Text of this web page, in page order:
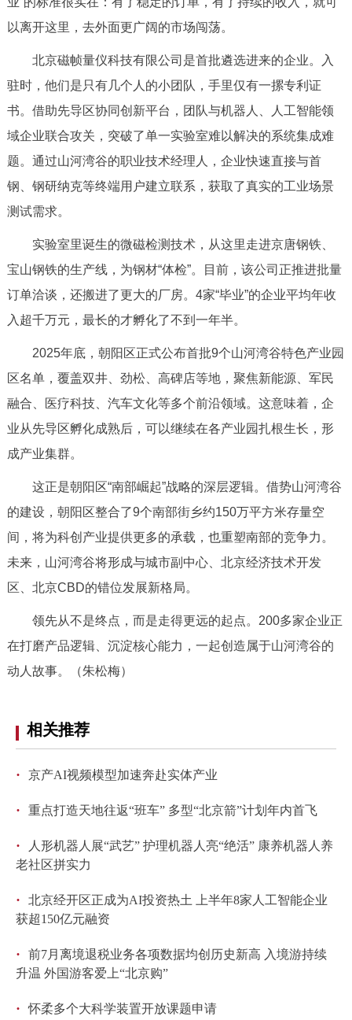
以离开这里，去外面更广阔的市场闯荡。
北京磁帧量仪科技有限公司是首批遴选进来的企业。入
驻时，他们是只有几个人的小团队，手里仅有一摞专利证
书。借助先导区协同创新平台，团队与机器人、人工智能领
域企业联合攻关，突破了单一实验室难以解决的系统集成难
题。通过山河湾谷的职业技术经理人，企业快速直接与首
钢、钢研纳克等终端用户建立联系，获取了真实的工业场景
测试需求。
实验室里诞生的微磁检测技术，从这里走进京唐钢铁、
宝山钢铁的生产线，为钢材“体检”。目前，该公司正推进批量
订单洽谈，还搬进了更大的厂房。4家“毕业”的企业平均年收
入超千万元，最长的才孵化了不到一年半。
2025年底，朝阳区正式公布首批9个山河湾谷特色产业园
区名单，覆盖双井、劲松、高碑店等地，聚焦新能源、军民
融合、医疗科技、汽车文化等多个前沿领域。这意味着，企
业从先导区孵化成熟后，可以继续在各产业园扎根生长，形
成产业集群。
这正是朝阳区“南部崛起”战略的深层逻辑。借势山河湾谷
的建设，朝阳区整合了9个南部街乡约150万平方米存量空
间，将为科创产业提供更多的承载，也重塑南部的竞争力。
未来，山河湾谷将形成与城市副中心、北京经济技术开发
区、北京CBD的错位发展新格局。
领先从不是终点，而是走得更远的起点。200多家企业正
在打磨产品逻辑、沉淀核心能力，一起创造属于山河湾谷的
动人故事。（朱松梅）
相关推荐
· 京产AI视频模型加速奔赴实体产业
· 重点打造天地往返“班车” 多型“北京箭”计划年内首飞
·
人形机器人展“武艺” 护理机器人亮“绝活” 康养机器人养
老社区拼实力
·
北京经开区正成为AI投资热土 上半年8家人工智能企业
获超150亿元融资
·
前7月离境退税业务各项数据均创历史新高 入境游持续
升温 外国游客爱上“北京购”
· 怀柔多个大科学装置开放课题申请